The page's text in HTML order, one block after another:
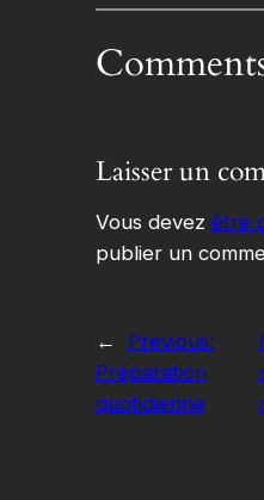
Laisser un
Vous devez être
publier un
←
Previous:
Préparation
quotidienne